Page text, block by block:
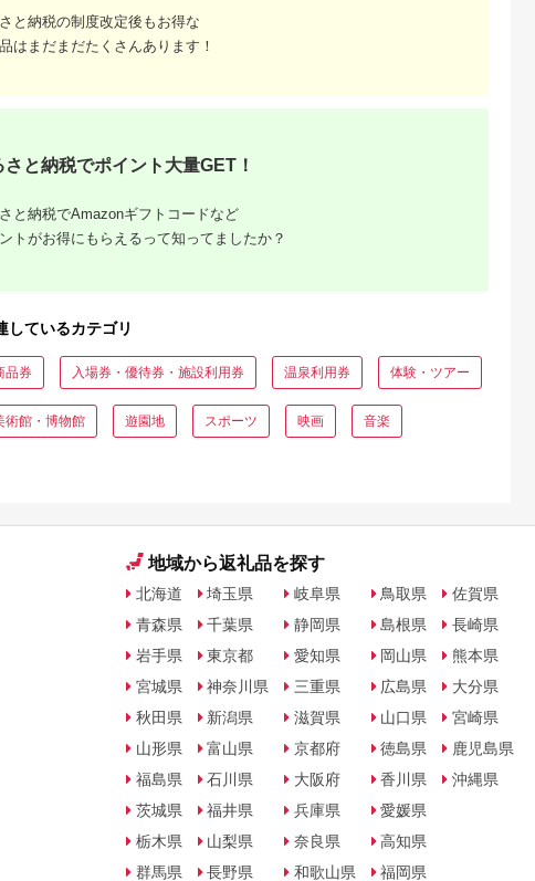
)ビューアンドダイ
グ ザスカイ 平日
ナービュッフェ 1
5.0
金額: 65,000 円
SPAキセラ川西 温泉
スパ サウナ リラック
ス 癒し 兵庫県
寄付金額: 19,000
きる？おす
介
と納税の制度改定後もお得な
はまだまだたくさんあります！
さと納税でポイント大量GET！
と納税でAmazonギフトコードなど
トがお得にもらえるって知ってましたか？
しているカテゴリ
品券 入場券・優待券・施設利用券 温泉利用券 体験・ツアー
術館・博物館 遊園地 スポーツ 映画 音楽
地域から返礼品を探す
北海道
青森県
岩手県
宮城県
秋田県
山形県
福島県
茨城県
栃木県
群馬県
埼玉県
千葉県
東京都
神奈川県
新潟県
富山県
石川県
福井県
山梨県
長野県
岐阜県
静岡県
愛知県
三重県
滋賀県
京都府
大阪府
兵庫県
奈良県
和歌山県
鳥取県
島根県
岡山県
広島県
山口県
徳島県
香川県
愛媛県
高知県
福岡県
佐賀県
長崎県
熊本県
大分県
宮崎県
鹿児島県
沖縄県